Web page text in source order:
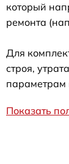
который
ремонта
Для
строя,
параметрам
Показать